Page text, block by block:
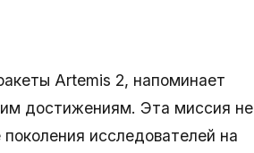
Artemis 2, напоминает
достижениям. Эта миссия не
исследователей на